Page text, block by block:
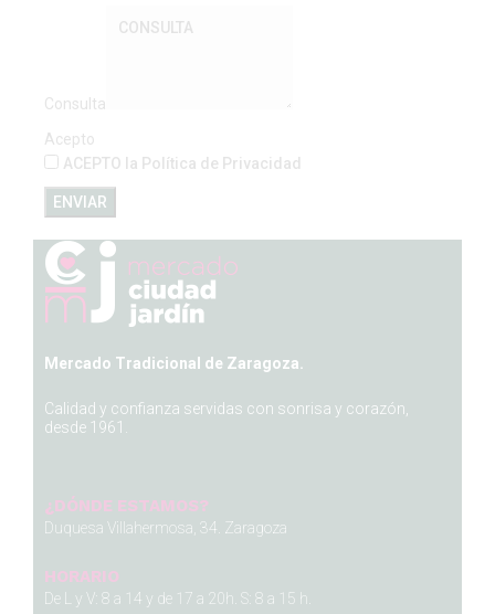
Consulta
Acepto
ACEPTO la Política de Privacidad
ENVIAR
Mercado Tradicional de Zaragoza.
Calidad y confianza servidas con sonrisa y corazón,
desde 1961.
¿DÓNDE ESTAMOS?
Duquesa Villahermosa, 34. Zaragoza
HORARIO
De L y V: 8 a 14 y de 17 a 20h. S: 8 a 15 h.